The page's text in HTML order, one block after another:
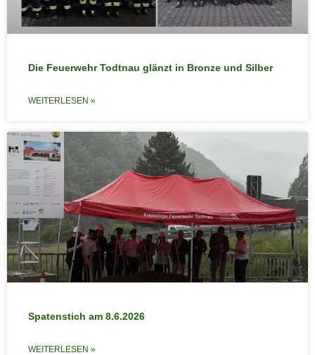
Die Feuerwehr Todtnau glänzt in Bronze und Silber
WEITERLESEN »
Spatenstich am 8.6.2026
WEITERLESEN »